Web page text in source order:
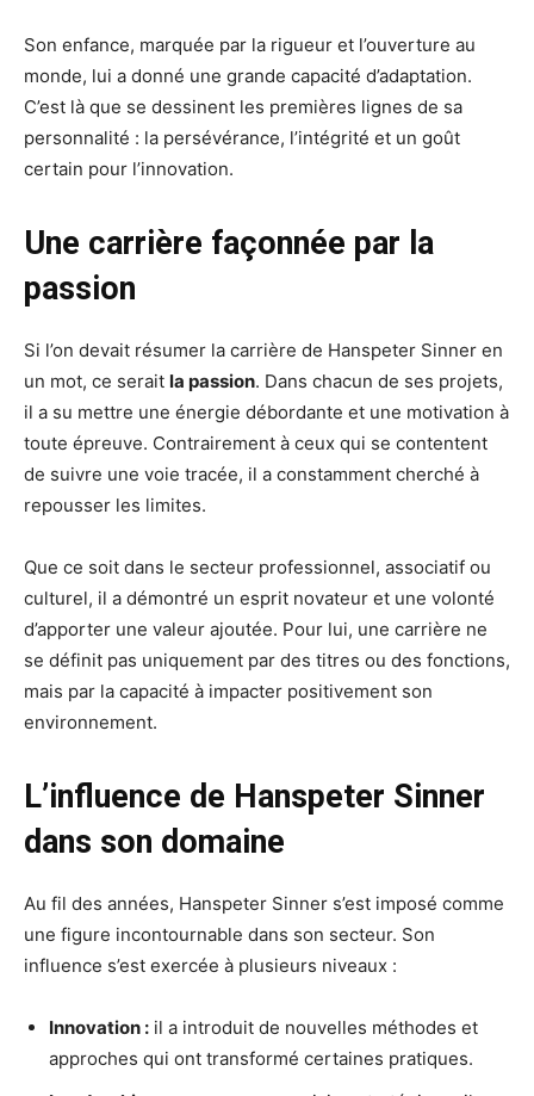
Son enfance, marquée par la rigueur et l’ouverture au
monde, lui a donné une grande capacité d’adaptation.
C’est là que se dessinent les premières lignes de sa
personnalité : la persévérance, l’intégrité et un goût
certain pour l’innovation.
Une carrière façonnée par la
passion
Si l’on devait résumer la carrière de Hanspeter Sinner en
un mot, ce serait la passion. Dans chacun de ses projets,
il a su mettre une énergie débordante et une motivation à
toute épreuve. Contrairement à ceux qui se contentent
de suivre une voie tracée, il a constamment cherché à
repousser les limites.
Que ce soit dans le secteur professionnel, associatif ou
culturel, il a démontré un esprit novateur et une volonté
d’apporter une valeur ajoutée. Pour lui, une carrière ne
se définit pas uniquement par des titres ou des fonctions,
mais par la capacité à impacter positivement son
environnement.
L’influence de Hanspeter Sinner
dans son domaine
Au fil des années, Hanspeter Sinner s’est imposé comme
une figure incontournable dans son secteur. Son
influence s’est exercée à plusieurs niveaux :
Innovation : il a introduit de nouvelles méthodes et
approches qui ont transformé certaines pratiques.